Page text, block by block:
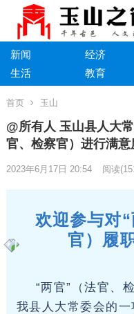
新闻 经济
生活
教育
首页 玉山
@所有人 玉山县人大
官、检察官）进行满意
2023年6月17日 20:54 阅读
欢迎参与对
官）履
“两官”（法官、
我县人大常委会的